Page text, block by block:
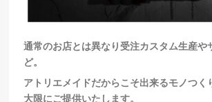
通常のお店とは異なり受注カスタム生産や
ど。
アトリエメイドだからこそ出来るモノつく
大限にご提供いたします。